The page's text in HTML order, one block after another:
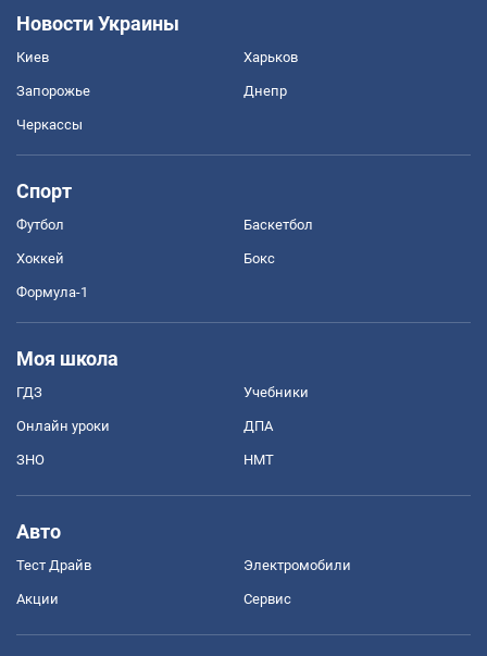
Новости Украины
Киев Харьков
Запорожье Днепр
Черкассы
Спорт
Футбол Баскетбол
Хоккей Бокс
Формула-1
Моя школа
ГДЗ Учебники
Онлайн уроки ДПА
ЗНО НМТ
Авто
Тест Драйв Электромобили
Акции Сервис